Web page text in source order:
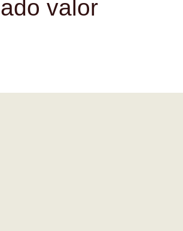
valor